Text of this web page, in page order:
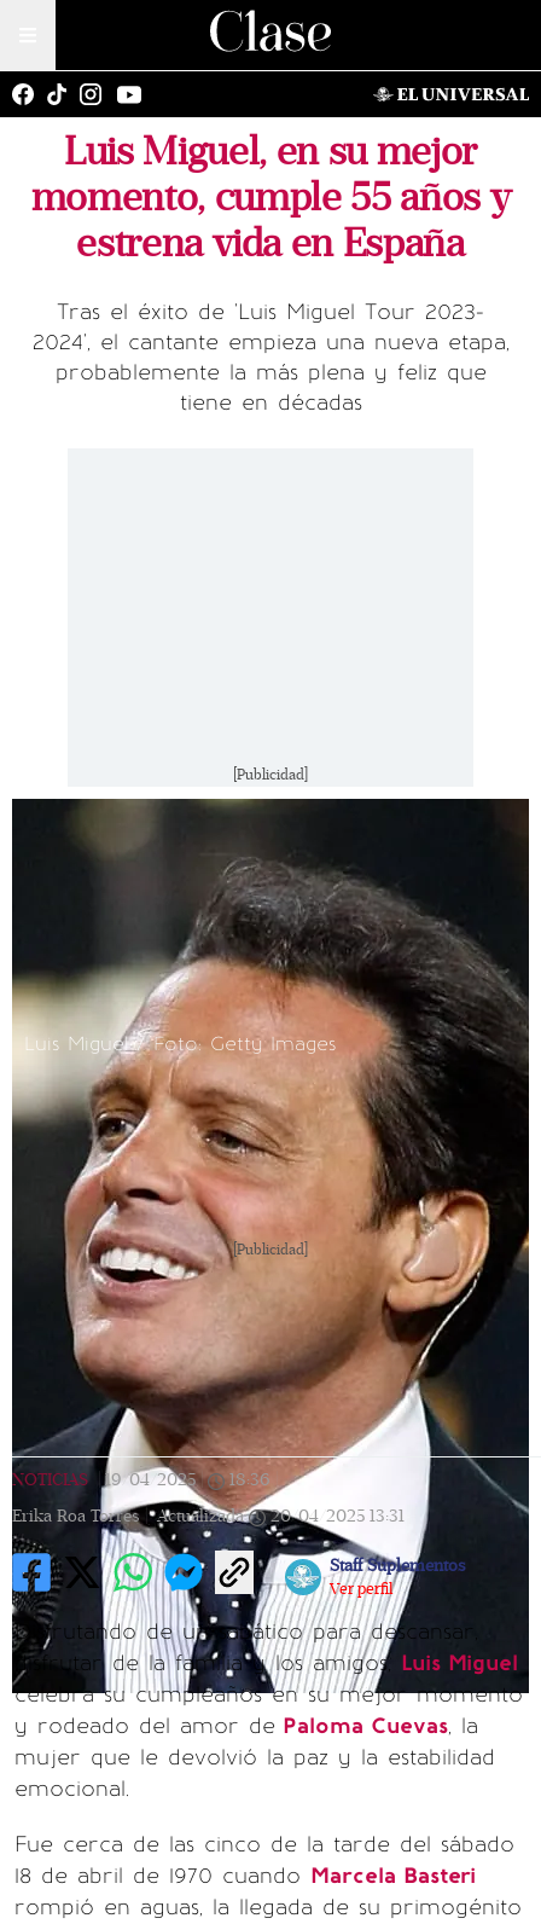
Luis Miguel, en su mejor
momento, cumple 55 años y
estrena vida en España
Tras el éxito de 'Luis Miguel Tour 2023-
2024', el cantante empieza una nueva etapa,
probablemente la más plena y feliz que
tiene en décadas
[Publicidad]
Luis Miguel / Foto: Getty Images
[Publicidad]
NOTICIAS 19/04/2025 | 18:36
Erika Roa Torres |
Actualizada 20/04/2025 13:31
Staff Suplementos
Ver perfil
Disfrutando de un sabático para descansar,
disfrutar de la familia y los amigos, Luis Miguel
celebra su cumpleaños en su mejor momento
y rodeado del amor de Paloma Cuevas, la
mujer que le devolvió la paz y la estabilidad
emocional.
Fue cerca de las cinco de la tarde del sábado
18 de abril de 1970 cuando Marcela Basteri
rompió en aguas, la llegada de su primogénito